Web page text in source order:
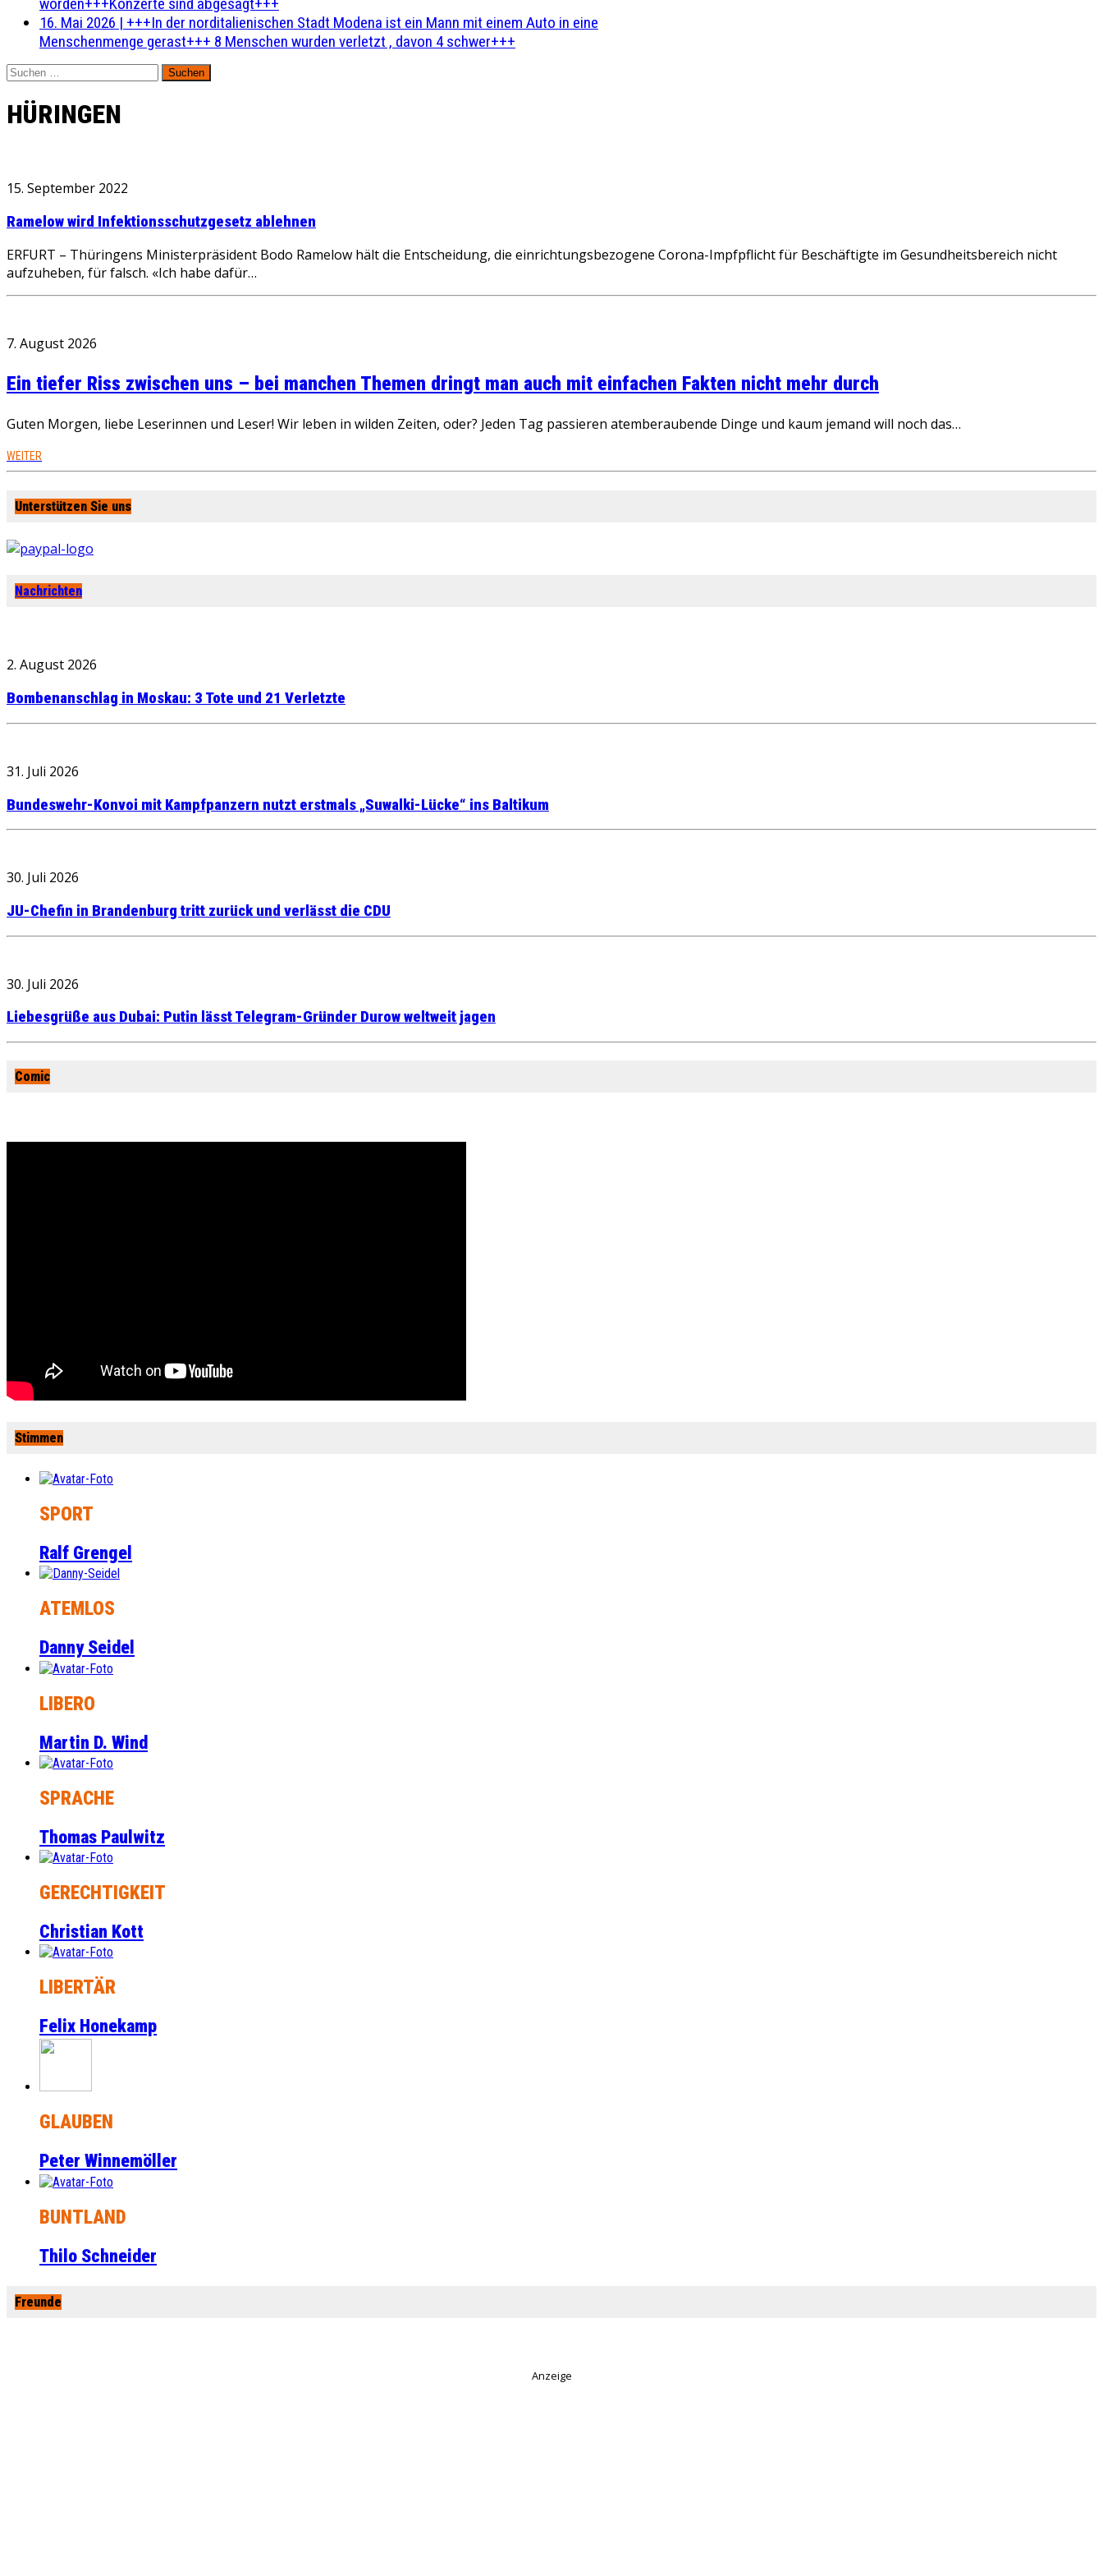
16. Mai 2026 | +++In der norditalienischen Stadt Modena ist ein Mann mit einem Auto in eine
Menschenmenge gerast+++ 8 Menschen wurden verletzt , davon 4 schwer+++
Suchen
nach:
HÜRINGEN
15. September 2022
Ramelow wird Infektionsschutzgesetz ablehnen
ERFURT – Thüringens Ministerpräsident Bodo Ramelow hält die Entscheidung, die einrichtungsbezogene Corona-Impfpflicht für Beschäftigte im Gesundheitsbereich nicht
aufzuheben, für falsch. «Ich habe dafür…
7. August 2026
Ein tiefer Riss zwischen uns – bei manchen Themen dringt man auch mit einfachen Fakten nicht mehr durch
Guten Morgen, liebe Leserinnen und Leser! Wir leben in wilden Zeiten, oder? Jeden Tag passieren atemberaubende Dinge und kaum jemand will noch das…
WEITER
Unterstützen Sie uns
Nachrichten
2. August 2026
Bombenanschlag in Moskau: 3 Tote und 21 Verletzte
31. Juli 2026
Bundeswehr-Konvoi mit Kampfpanzern nutzt erstmals „Suwalki-Lücke“ ins Baltikum
30. Juli 2026
JU-Chefin in Brandenburg tritt zurück und verlässt die CDU
30. Juli 2026
Liebesgrüße aus Dubai: Putin lässt Telegram-Gründer Durow weltweit jagen
Comic
Stimmen
SPORT
Ralf Grengel
ATEMLOS
Danny Seidel
LIBERO
Martin D. Wind
SPRACHE
Thomas Paulwitz
GERECHTIGKEIT
Christian Kott
LIBERTÄR
Felix Honekamp
GLAUBEN
Peter Winnemöller
BUNTLAND
Thilo Schneider
Freunde
Anzeige